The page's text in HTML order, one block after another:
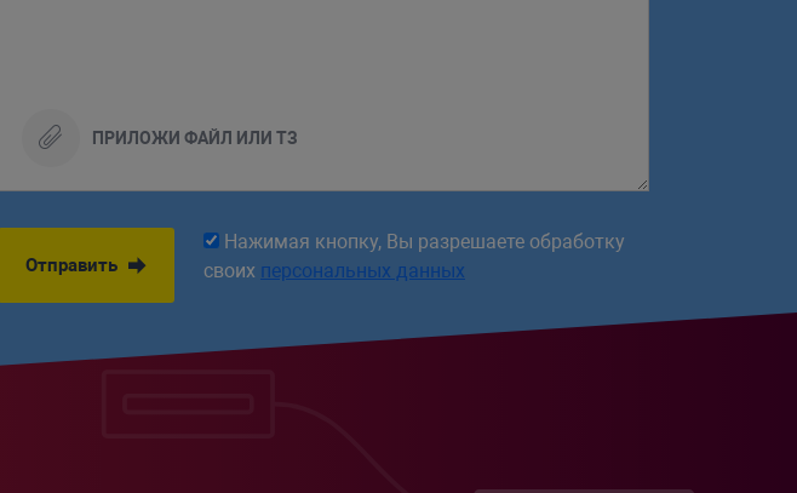
ПРИЛОЖИ ФАЙЛ ИЛИ ТЗ
Отправить
Нажимая кнопку, Вы разрешаете обработку
своих персональных данных